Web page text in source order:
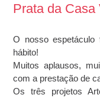
Prata da Casa
O nosso
hábito!
Muitos aplausos,
com a prestação de
Os três projetos